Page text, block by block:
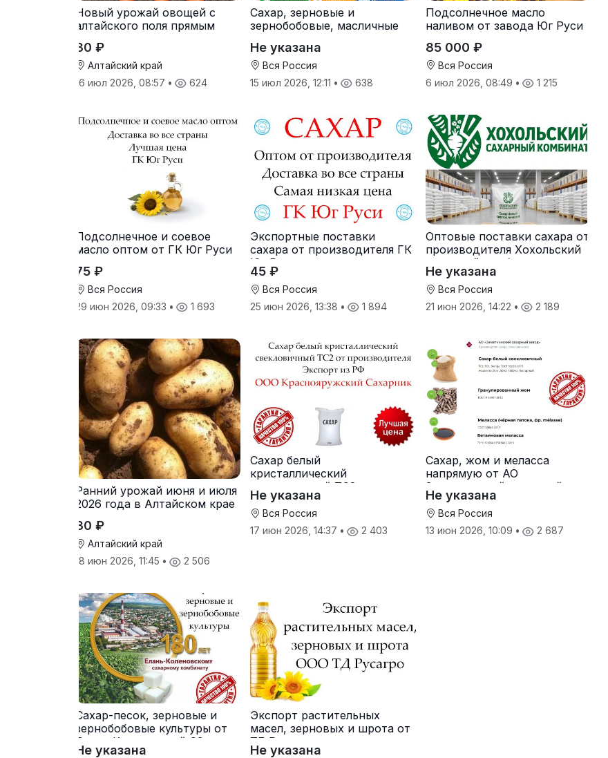
Новый урожай овощей с
алтайского поля прямым
30 ₽
Алтайский край
16 июл 2026, 08:57 • 624
Сахар, зерновые и
зернобобовые, масличные
Не указана
Вся Россия
15 июл 2026, 12:11 • 638
Подсолнечное масло
наливом от завода Юг Руси
85 000 ₽
Вся Россия
6 июл 2026, 08:49 • 1 215
Подсолнечное и соевое
масло оптом от ГК Юг Руси
75 ₽
Вся Россия
29 июн 2026, 09:33 • 1 693
Экспортные поставки
сахара от производителя ГК
Юг Руси
45 ₽
Вся Россия
25 июн 2026, 13:38 • 1 894
Оптовые поставки сахара от
производителя Хохольский
сахарный комбинат
Не указана
Вся Россия
21 июн 2026, 14:22 • 2 189
Ранний урожай июня и июля
2026 года в Алтайском крае
30 ₽
Алтайский край
18 июн 2026, 11:45 • 2 506
Сахар белый
кристаллический
свекловичный ТС2 от
производителя
Не указана
Вся Россия
17 июн 2026, 14:37 • 2 403
Сахар, жом и меласса
напрямую от АО
Земетчинский сахарный
завод
Не указана
Вся Россия
13 июн 2026, 10:09 • 2 687
Сахар-песок, зерновые и
зернобобовые культуры от
Елань-Коленовский СЗ
Не указана
Экспорт растительных
масел, зерновых и шрота от
ТД Русагро
Не указана